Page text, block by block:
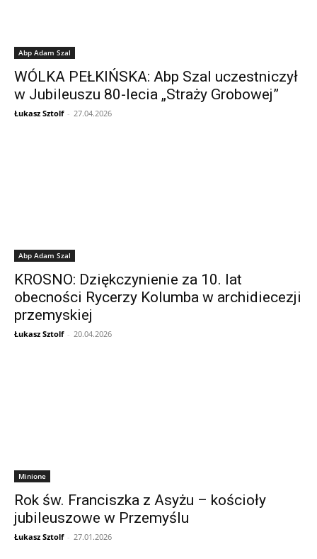
Abp Adam Szal
WÓLKA PEŁKIŃSKA: Abp Szal uczestniczył
w Jubileuszu 80-lecia „Straży Grobowej”
Łukasz Sztolf - 27.04.2026
Abp Adam Szal
KROSNO: Dziękczynienie za 10. lat
obecności Rycerzy Kolumba w archidiecezji
przemyskiej
Łukasz Sztolf - 20.04.2026
Minione
Rok św. Franciszka z Asyżu – kościoły
jubileuszowe w Przemyślu
Łukasz Sztolf - 27.01.2026